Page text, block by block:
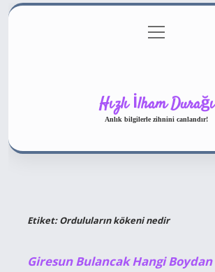
Gizlilik Politikası
menüyü
aç
Hızlı İlham Durağı
Anlık bilgilerle zihnini canlandır!
Etiket:Orduluların kökeni nedir
Giresun Bulancak Hangi Boydan